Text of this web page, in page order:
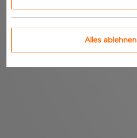
Alles ablehnen